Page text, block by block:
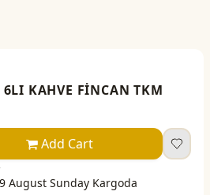
6LI KAHVE FİNCAN TKM
Add Cart
August Sunday Kargoda